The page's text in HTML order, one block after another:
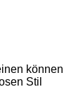
können
Stil